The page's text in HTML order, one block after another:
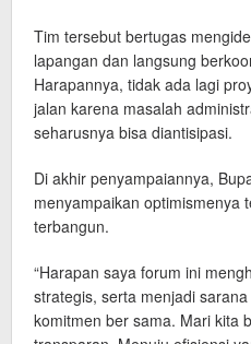
Tim tersebut bertugas
lapangan dan langsung
Harapannya, tidak ada lagi
jalan karena masalah
seharusnya bisa diantisipasi.
Di akhir penyampaiannya,
menyampaikan optimismenya
terbangun.
“Harapan saya forum ini
strategis, serta menjadi
komitmen ber sama. Mari kita